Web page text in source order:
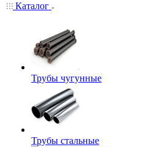
Каталог
Трубы чугунные
Трубы стальные